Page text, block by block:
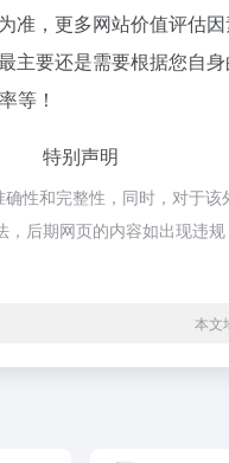
准，更多网站价值评估
主要还是需要根据您自
等！
特别声明
性和完整性，同时，对于
后期网页的内容如出现违
本文